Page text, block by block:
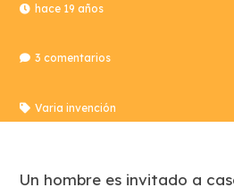
hace 19 años
3comentarios
Varia invención
Un hombre es invitado a